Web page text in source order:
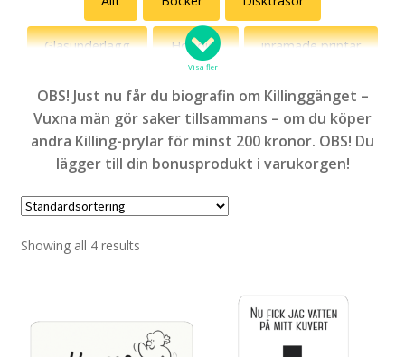
Jönssonligan
Roliga katter
Svenska vitsord
Med ett ord
Diset!
Fredsdruvor
Glasunderlägg Hoodies inramade printar
Kepsar Kultklassiker Linnen
Magneter Muggar Mössor Outlet
Visa fler
OBS! Just nu får du biografin om Killinggänget –
Vuxna män gör saker tillsammans – om du köper
andra Killing-prylar för minst 200 kronor. OBS! Du
lägger till din bonusprodukt i varukorgen!
Showing all 4 results